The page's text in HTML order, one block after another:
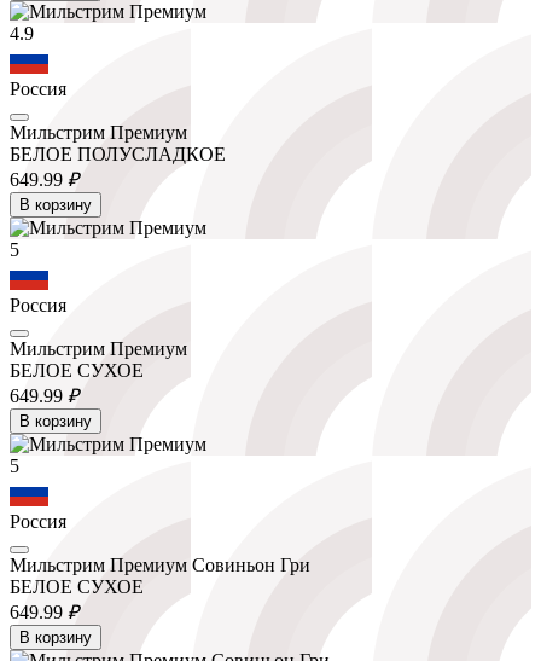
4.9
Россия
Мильстрим Премиум
БЕЛОЕ ПОЛУСЛАДКОЕ
649.99 ₽
В корзину
5
Россия
Мильстрим Премиум
БЕЛОЕ СУХОЕ
649.99 ₽
В корзину
5
Россия
Мильстрим Премиум Совиньон Гри
БЕЛОЕ СУХОЕ
649.99 ₽
В корзину